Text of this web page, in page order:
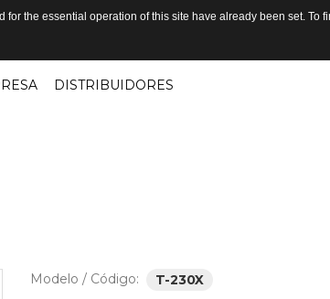
DISTRIBUIDORES
Modelo / Código: T-230X
the essential operation of this site have already been set.